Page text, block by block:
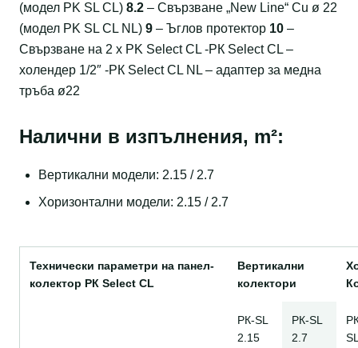
(модел PK SL CL) 8.2 – Свързване „New Line“ Cu ø 22
(модел PK SL CL NL) 9 – Ъглов протектор 10 –
Свързване на 2 x PK Select CL -РК Select CL –
холендер 1/2″ -РК Select CL NL – адаптер за медна
тръба ø22
Налични в изпълнения, m²:
Вертикални модели: 2.15 / 2.7
Хоризонтални модели: 2.15 / 2.7
Технически параметри на панел-
колектор РК Select CL
Вертикални
колектори
РК-SL
2.15
РК-SL
2.7